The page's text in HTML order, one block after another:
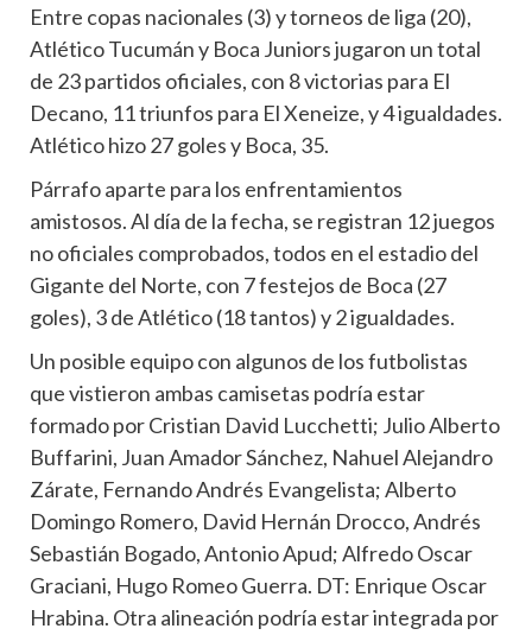
Entre copas nacionales (3) y torneos de liga (20),
Atlético Tucumán y Boca Juniors jugaron un total
de 23 partidos oficiales, con 8 victorias para El
Decano, 11 triunfos para El Xeneize, y 4 igualdades.
Atlético hizo 27 goles y Boca, 35.
Párrafo aparte para los enfrentamientos
amistosos. Al día de la fecha, se registran 12 juegos
no oficiales comprobados, todos en el estadio del
Gigante del Norte, con 7 festejos de Boca (27
goles), 3 de Atlético (18 tantos) y 2 igualdades.
Un posible equipo con algunos de los futbolistas
que vistieron ambas camisetas podría estar
formado por Cristian David Lucchetti; Julio Alberto
Buffarini, Juan Amador Sánchez, Nahuel Alejandro
Zárate, Fernando Andrés Evangelista; Alberto
Domingo Romero, David Hernán Drocco, Andrés
Sebastián Bogado, Antonio Apud; Alfredo Oscar
Graciani, Hugo Romeo Guerra. DT: Enrique Oscar
Hrabina. Otra alineación podría estar integrada por